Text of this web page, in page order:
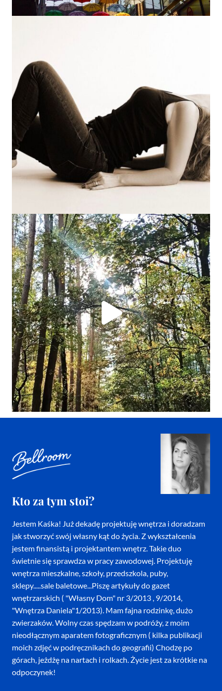
Kto za tym stoi?
Jestem Kaśka! Już dekadę projektuję wnętrza i doradzam
jak stworzyć swój własny kąt do życia. Z wykształcenia
jestem finansistą i projektantem wnętrz. Takie duo
świetnie się sprawdza w pracy zawodowej. Projektuję
wnętrza mieszkalne, szkoły, przedszkola, puby,
sklepy.....sale baletowe...Piszę artykuły do gazet
wnętrzarskich ( "Własny Dom" nr 3/2013 , 9/2014,
"Wnętrza Daniela"1/2013). Mam fajna rodzinkę, dużo
zwierzaków. Wolny czas spędzam w podróży, z moim
nieodłącznym aparatem fotograficznym ( kilka publikacji
moich zdjęć w podręcznikach do geografii) Chodzę po
górach, jeżdżę na nartach i rolkach. Życie jest za krótkie na
odpoczynek!